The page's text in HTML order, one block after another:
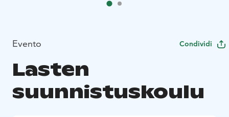
Evento Condividi
Lasten
suunnistuskoulu